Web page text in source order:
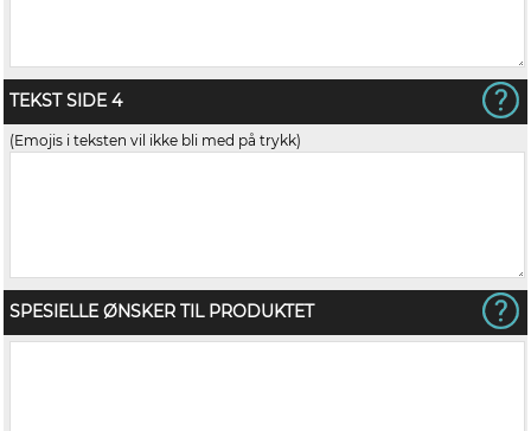
TEKST SIDE 4
(Emojis i teksten vil ikke bli med på trykk)
SPESIELLE ØNSKER TIL PRODUKTET